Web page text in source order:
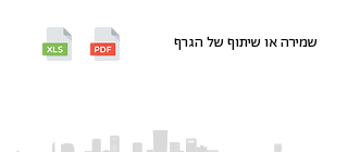
שמירה או שיתוף של הגרף